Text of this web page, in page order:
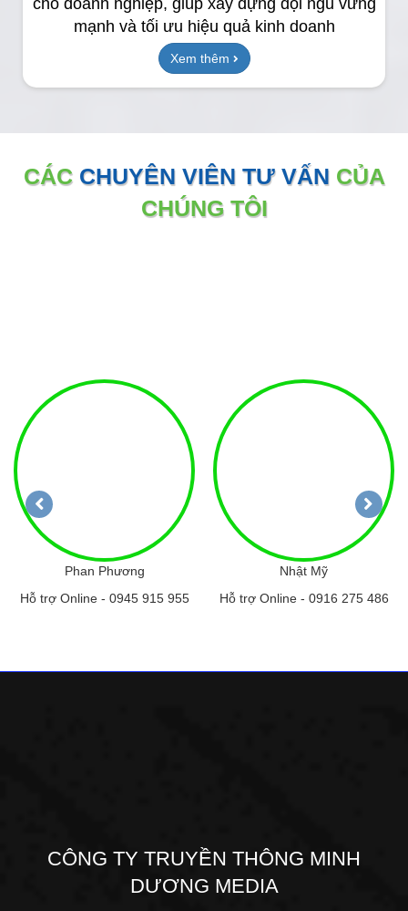
mạnh và tối ưu hiệu quả kinh doanh
Xem thêm
CÁC CHUYÊN VIÊN TƯ VẤN CỦA
CHÚNG TÔI
Phan Phương
Hỗ trợ Online - 0945 915 955
Nhật Mỹ
Hỗ trợ Online - 0916 275 486
CÔNG TY TRUYỀN THÔNG MINH
DƯƠNG MEDIA